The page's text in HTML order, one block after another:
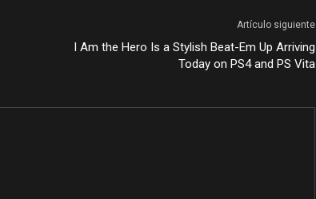
Artículo siguiente
I Am the Hero Is a Stylish Beat-Em Up Arriving
Today on PS4 and PS Vita